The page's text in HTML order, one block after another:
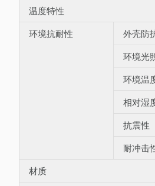
温度特性
环境抗耐性
外壳防
环境光
环境温
相对湿
抗震性
耐冲击
材质